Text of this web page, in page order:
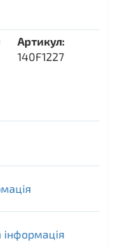
Артикул:
140F1227
інформація